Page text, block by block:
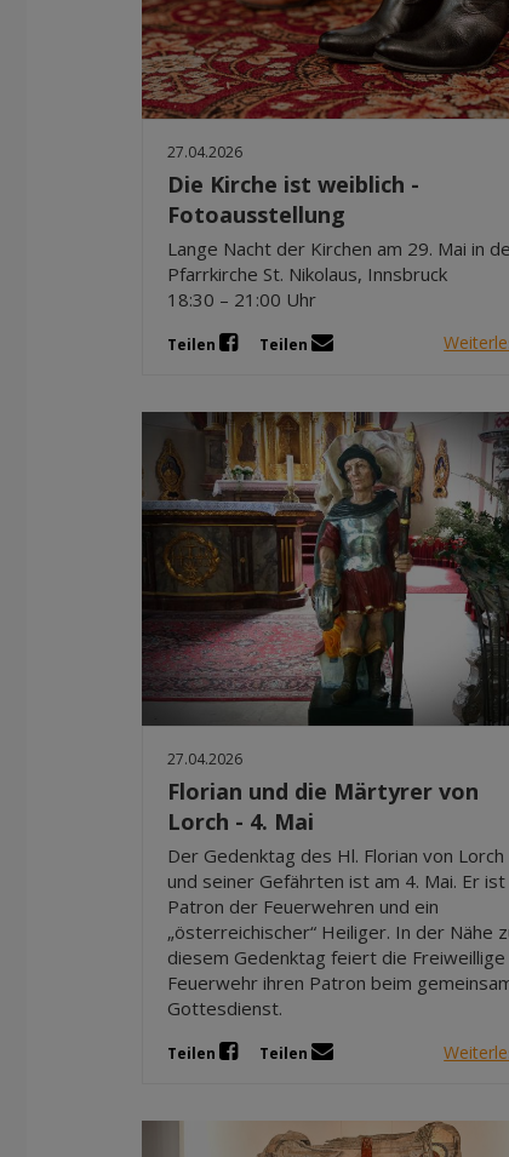
27.04.2026
Die Kirche ist weiblich -
Fotoausstellung
Lange Nacht der Kirchen am 29. Mai in
Pfarrkirche St. Nikolaus, Innsbruck
18:30 – 21:00 Uhr
Teilen Teilen
27.04.2026
Florian und die Märtyrer von
Lorch - 4. Mai
Der Gedenktag des Hl. Florian von Lorch
und seiner Gefährten ist am 4. Mai. Er ist
Patron der Feuerwehren und ein
„österreichischer“ Heiliger. In der Nähe
diesem Gedenktag feiert die Freiweillige
Feuerwehr ihren Patron beim
Gottesdienst.
Teilen Teilen